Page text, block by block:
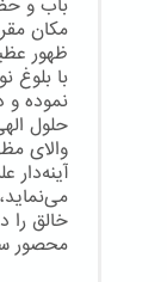
باب و
مکان
ظهور
با بلوغ
نموده و
حلول
والای
آینه‌دار
خالق
محصور